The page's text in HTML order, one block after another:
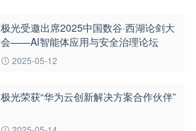
极光受邀出席2025中国数谷·西湖论剑大
会——AI智能体应用与安全治理论坛
2025-05-12
极光荣获“华为云创新解决方案合作伙伴”